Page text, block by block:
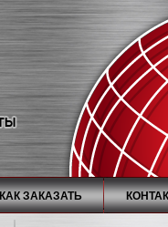
КАК ЗАКАЗАТЬ